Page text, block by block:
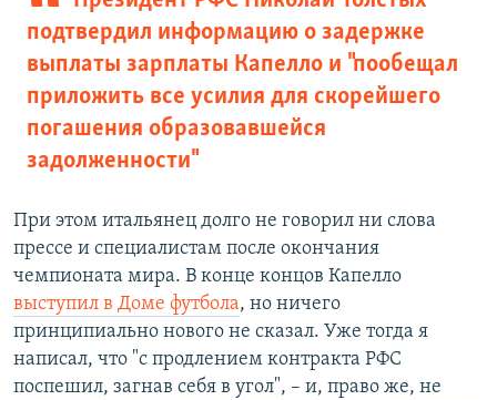
подтвердил информацию о задержке
выплаты зарплаты Капелло и "пообещал
приложить все усилия для скорейшего
погашения образовавшейся
задолженности"
При этом итальянец долго не говорил ни слова
прессе и специалистам после окончания
чемпионата мира. В конце концов Капелло
выступил в Доме футбола, но ничего
принципиально нового не сказал. Уже тогда я
написал, что "с продлением контракта РФС
поспешил, загнав себя в угол", – и, право же, не